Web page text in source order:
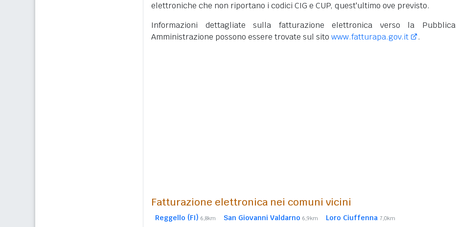
elettroniche che non riportano i codici CIG e CUP, quest'ultimo ove previsto.
Informazioni dettagliate sulla fatturazione elettronica verso la Pubblica
Amministrazione possono essere trovate sul sito www.fatturapa.gov.it .
Fatturazione elettronica nei comuni vicini
Reggello (FI) 6,8km San Giovanni Valdarno 6,9km Loro Ciuffenna 7,0km